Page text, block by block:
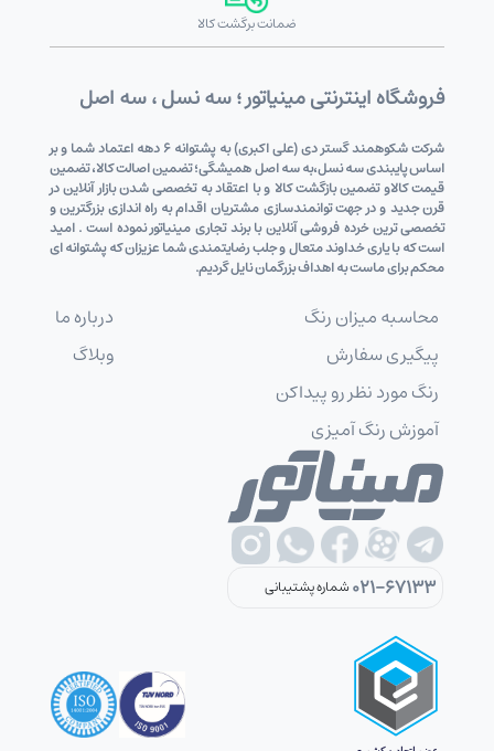
ضمانت برگشت کالا
فروشگاه اینترنتی مینیاتور ؛ سه نسل ، سه اصل
شرکت شکوهمند گستر دی (علی اکبری) به پشتوانه 6 دهه اعتماد شما و بر
اساس پایبندی سه نسل،به سه اصل همیشگی؛ تضمین اصالت کالا، تضمین
قیمت کالاو تضمین بازگشت کالا و با اعتقاد به تخصصی شدن بازار آنلاین در
قرن جدید و در جهت توانمندسازی مشتریان اقدام به راه اندازی بزرگترین و
تخصصی ترین خرده فروشی آنلاین با برند تجاری مینیاتور نموده است . امید
است که با یاری خداوند متعال و جلب رضایتمندی شما عزیزان که پشتوانه ای
محکم برای ماست به اهداف بزرگمان نایل گردیم.
محاسبه میزان رنگ
پیگیری سفارش
رنگ مورد نظر رو پیداکن
آموزش رنگ آمیزی
درباره ما
وبلاگ
021-67133شماره پشتیبانی